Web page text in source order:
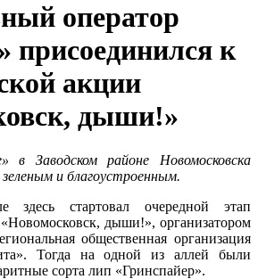
оператор
к
акции
дыши!»
в Заводском районе Новомосковска
и благоустроенным.
здесь стартовал очередной этап
дыши!», организатором
общественная организация
Тогда на одной из аллей были
сорта лип «Гринспайер».